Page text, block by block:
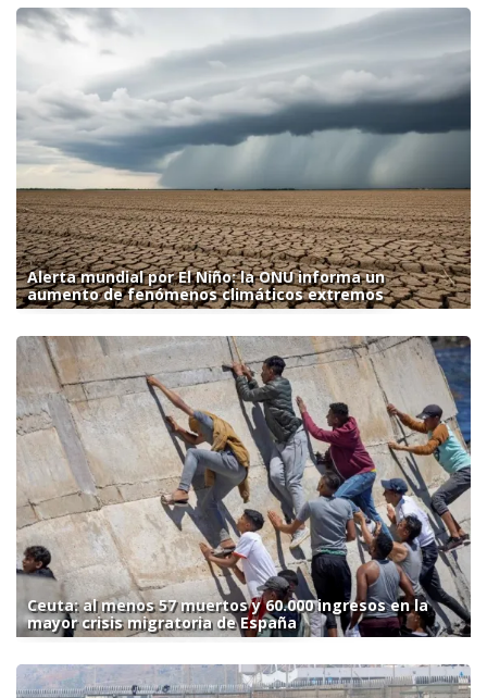
Alerta mundial por El Niño: la ONU informa un
aumento de fenómenos climáticos extremos
Ceuta: al menos 57 muertos y 60.000 ingresos en la
mayor crisis migratoria de España